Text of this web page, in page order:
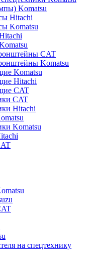
Komatsu
Hitachi
Komatsu
CAT
Komatsu
Komatsu
Hitachi
CAT
CAT
Hitachi
Komatsu
на спецтехнику